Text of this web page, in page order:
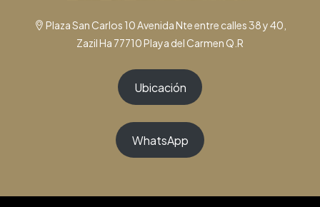
Plaza San Carlos 10 Avenida Nte entre calles 38 y 40,
Zazil Ha 77710 Playa del Carmen Q.R
Ubicación
WhatsApp